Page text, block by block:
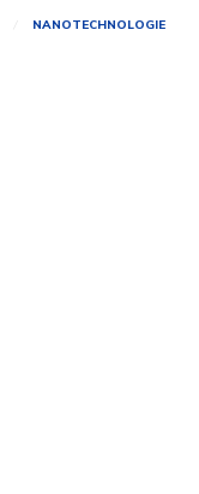
NANOTECHNOLOGIE